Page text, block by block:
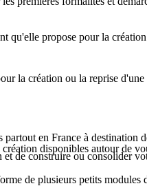
disponibles autour de
la création ou la reprise d'une
de construire ou consolider
de plusieurs petits modules
qu'elle propose pour la
partout en France à destination